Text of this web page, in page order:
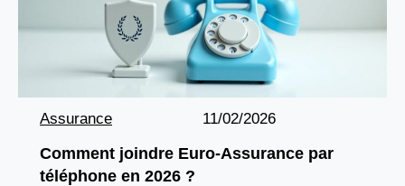
Assurance 11/02/2026
Comment joindre Euro-Assurance par
téléphone en 2026 ?